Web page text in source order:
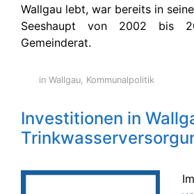
Wallgau lebt, war bereits in
Seeshaupt von 2002 bis
Gemeinderat.
in Wallgau, Kommunalpolitik
Investitionen in